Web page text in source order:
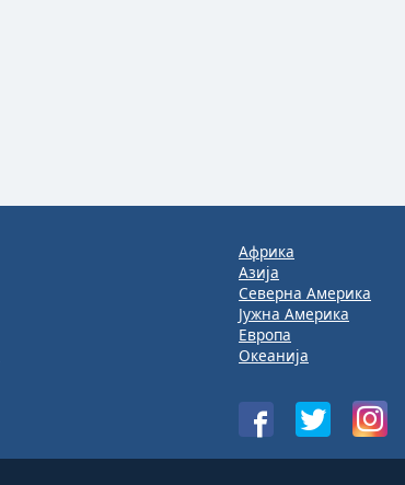
Африка
Азија
Северна Америка
Јужна Америка
Европа
Океанија